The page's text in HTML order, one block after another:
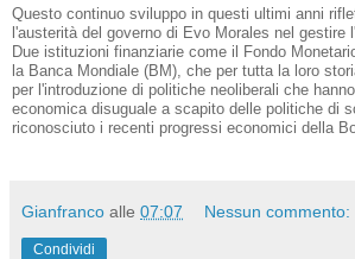
Questo continuo sviluppo in questi ultimi anni
l'austerità del governo di Evo Morales nel gestire
Due istituzioni finanziarie come il Fondo
la Banca Mondiale (BM), che per tutta la loro
per l'introduzione di politiche neoliberali che
economica disuguale a scapito delle politiche di
riconosciuto i recenti progressi economici della
Gianfranco alle 07:07 Nessun commento:
Condividi